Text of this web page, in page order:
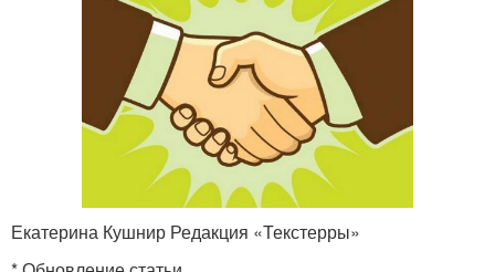
Екатерина Кушнир Редакция «Текстерры»